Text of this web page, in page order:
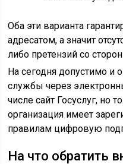
Оба эти варианта
адресатом, а значит
либо претензий со
На сегодня допустимо и
службы через
числе сайт Госуслуг, но
организация имеет
правилам цифровую
На что обратить